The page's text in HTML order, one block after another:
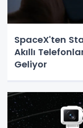
SpaceX'ten
Akıllı
Geliyor